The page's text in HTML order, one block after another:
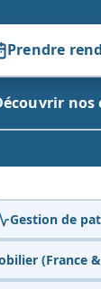
Prendre
nos
Gestion de
(France